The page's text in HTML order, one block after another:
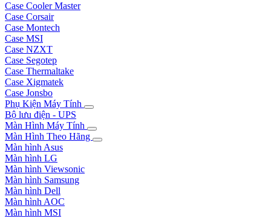
Case Cooler Master
Case Corsair
Case Montech
Case MSI
Case NZXT
Case Segotep
Case Thermaltake
Case Xigmatek
Case Jonsbo
Phụ Kiện Máy Tính
Bộ lưu điện - UPS
Màn Hình Máy Tính
Màn Hình Theo Hãng
Màn hình Asus
Màn hình LG
Màn hình Viewsonic
Màn hình Samsung
Màn hình Dell
Màn hình AOC
Màn hình MSI